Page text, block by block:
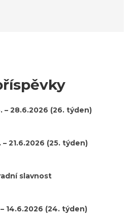
– 28.6.2026 (26. týden)
21.6.2026 (25. týden)
slavnost
14.6.2026 (24. týden)